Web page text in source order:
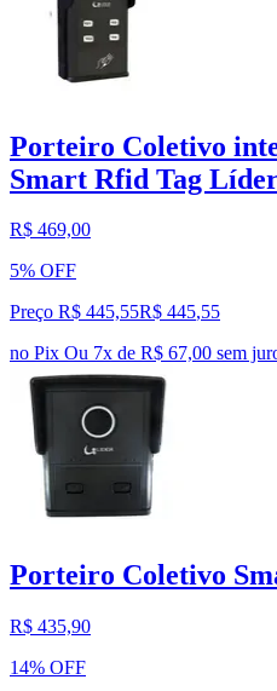
Porteiro Coletivo
Smart Rfid Tag
R$ 469,00
5% OFF
Preço R$ 445,55R$ 445,55
no Pix Ou 7x de R$ 67,00 sem
Porteiro Coletivo
R$ 435,90
14% OFF